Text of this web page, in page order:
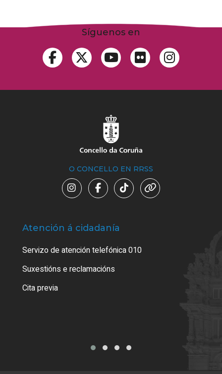
Síguenos en
O CONCELLO EN RRSS
Atención á cidadanía
Servizo de atención telefónica 010
Suxestións e reclamacións
Cita previa